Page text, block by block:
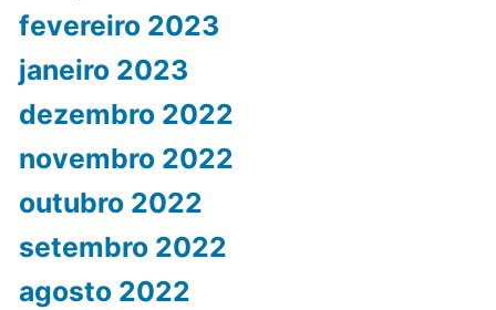
fevereiro 2023
janeiro 2023
dezembro 2022
novembro 2022
outubro 2022
setembro 2022
agosto 2022